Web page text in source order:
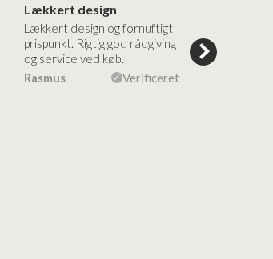
Lækkert design
Lækkert design og fornuftigt
prispunkt. Rigtig god rådgiving
og service ved køb.
Rasmus
Verificeret
en fin måde.